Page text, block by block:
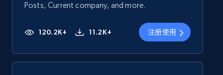
Posts, Current company, and more.
120.2K+ 11.2K+ 注册使用